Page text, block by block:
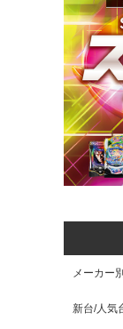
メーカー
新台/人気